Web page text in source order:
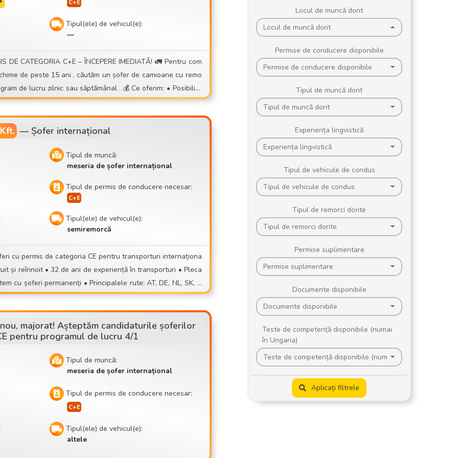
Tipul(ele) de vehicul(e):
—
și fiabilă • Oportunitate d
de l
de locuri de muncă
te unei echipe stabile! 📞 Înscriere: 📧 contisett
— Șofer internațional
Tipul de muncă:
meseria de șofer internațional
Tipul de permis de conducere necesar:
Tipul(ele) de vehicul(e):
semiremorcă
• Principalele rute: AT, DE, NL, SK, C
majorat! Așteptăm candidaturile șoferilor
pentru programul de lucru 4/1
Tipul de muncă:
meseria de șofer internațional
Tipul de permis de conducere necesar:
Tipul(ele) de vehicul(e):
altele
Locul de muncă dorit
Locul de muncă dorit
Permise de conducere disponibile
Permise de conducere disponibile
Tipul de muncă dorit
Tipul de muncă dorit
Experiența lingvistică
Experiența lingvistică
Tipul de vehicule de condus
Tipul de vehicule de condus
Tipul de remorci dorite
Tipul de remorci dorite
Permise suplimentare
Permise suplimentare
Documente disponibile
Documente disponibile
Teste de competență disponibile (numai
în Ungaria)
Teste de competență disponibile (numai în Ungaria)
Aplicați filtrele